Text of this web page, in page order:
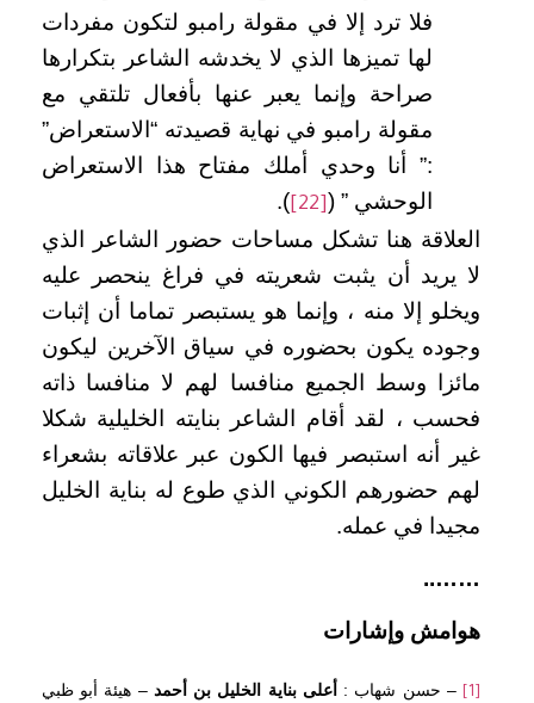
فلا ترد إلا في مقولة رامبو لتكون مفردات
لها تميزها الذي لا يخدشه الشاعر بتكرارها
صراحة وإنما يعبر عنها بأفعال تلتقي مع
مقولة رامبو في نهاية قصيدته “الاستعراض”
:” أنا وحدي أملك مفتاح هذا الاستعراض
الوحشي ” (
).
العلاقة هنا تشكل مساحات حضور الشاعر الذي
لا يريد أن يثبت شعريته في فراغ ينحصر عليه
ويخلو إلا منه ، وإنما هو يستبصر تماما أن إثبات
وجوده يكون بحضوره في سياق الآخرين ليكون
مائزا وسط الجميع منافسا لهم لا منافسا ذاته
فحسب ، لقد أقام الشاعر بنايته الخليلية شكلا
غير أنه استبصر فيها الكون عبر علاقاته بشعراء
لهم حضورهم الكوني الذي طوع له بناية الخليل
مجيدا في عمله.
……..
هوامش وإشارات
[1] – حسن شهاب : أعلى بناية الخليل بن أحمد – هيئة أبو ظبي